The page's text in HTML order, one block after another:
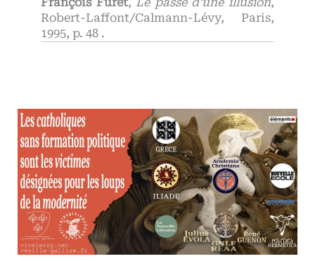
Robert-Laffont/Calmann-Lévy, Paris,
1995, p. 48 .